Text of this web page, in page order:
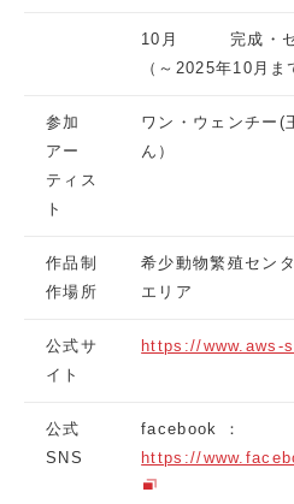
10月 完成・セ
（～2025年10月ま
参加
アー
ティス
ト
ワン・ウェンチー(
ん）
作品制
作場所
希少動物繁殖セン
エリア
公式サ
イト
https://www.aws-
公式
SNS
facebook ：
https://